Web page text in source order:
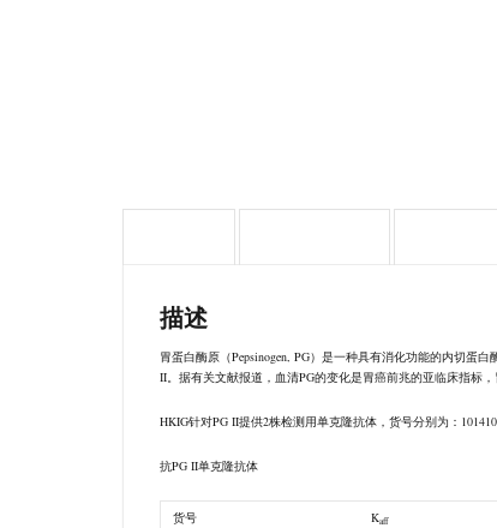
描述
胃蛋白酶原（Pepsinogen, PG）是一种具有消化功能的内切蛋
II。据有关文献报道，血清PG的变化是胃癌前兆的亚临床指标
HKIG针对PG II提供2株检测用单克隆抗体，货号分别为：
抗PG II单克隆抗体
货号 Kaff